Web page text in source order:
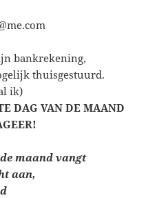
bankrekening,
thuisgestuurd.
ik)
DAG VAN DE MAAND
maand vangt
aan,